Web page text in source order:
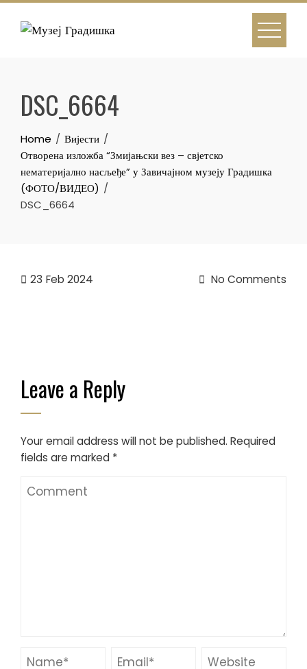
Skip
DSC_6664
Home
Вијести
Отворена изложба “Змијањски вез – свјетско
нематеријално насљеђе” у Завичајном музеју Градишка
(ФОТО/ВИДЕО)
DSC_6664
23 Feb 2024 No Comments
Leave a Reply
Your email address will not be published. Required
fields are marked *